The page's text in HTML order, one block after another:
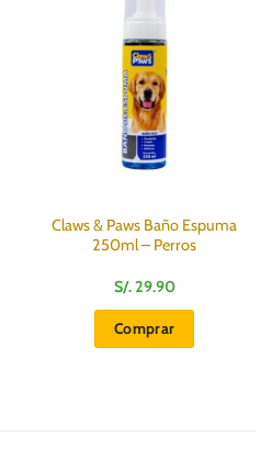
Claws & Paws Baño Espuma
250ml – Perros
S/.29.90
Comprar